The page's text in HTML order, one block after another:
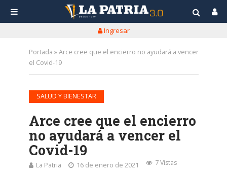
Ingresar
Portada »Arce cree que el encierro no ayudará a vencer
el Covid-19
SALUD Y BIENESTAR
Arce cree que el encierro
no ayudará a vencer el
Covid-19
La Patria 16 de enero de 2021 7 Vistas